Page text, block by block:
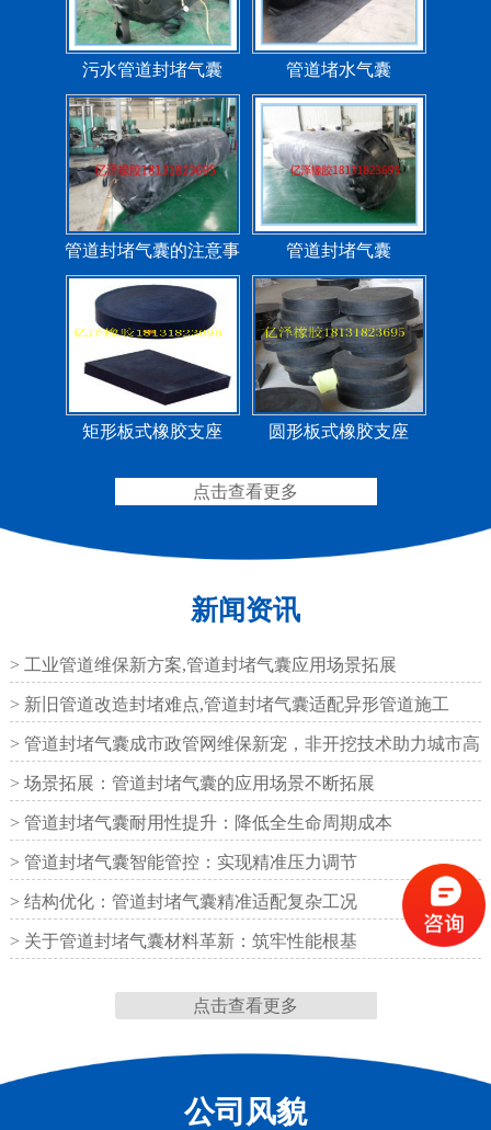
污水管道封堵气囊 管道堵水气囊
管道封堵气囊的注意事
项
管道封堵气囊
矩形板式橡胶支座 圆形板式橡胶支座
圆形四氟板橡胶支座
矩形四氟板滑动橡胶支
铁路盆式支座 公路盆式橡胶支座
点击查看更多
新闻资讯
> 工业管道维保新方案,管道封堵气囊应用场景拓展
> 新旧管道改造封堵难点,管道封堵气囊适配异形管道施工
> 管道封堵气囊成市政管网维保新宠，非开挖技术助力城市高
效运
> 场景拓展：管道封堵气囊的应用场景不断拓展
> 管道封堵气囊耐用性提升：降低全生命周期成本
> 管道封堵气囊智能管控：实现精准压力调节
> 结构优化：管道封堵气囊精准适配复杂工况
> 关于管道封堵气囊材料革新：筑牢性能根基
点击查看更多
公司风貌